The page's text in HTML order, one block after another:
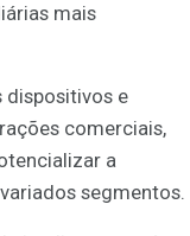
mais
dispositivos e
comerciais,
a
segmentos.